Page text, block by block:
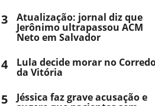
3 Atualização: jornal diz que
Jerônimo ultrapassou ACM
Neto em Salvador
4 Lula decide morar no
da Vitória
5 Jéssica faz grave acusação e